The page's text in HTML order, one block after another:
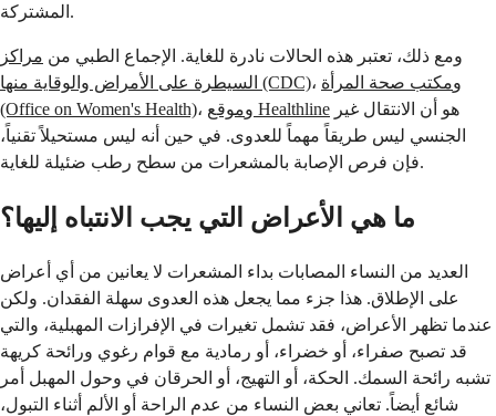
المشتركة.
ومع ذلك، تعتبر هذه الحالات نادرة للغاية. الإجماع الطبي من مراكز
السيطرة على الأمراض والوقاية منها (CDC)
، ومكتب صحة المرأة
(Office on Women's Health)
، و موقع Healthline
الجنسي ليس طريقاً مهماً للعدوى. في حين أنه ليس مستحيلاً تقنياً،
فإن فرص الإصابة بالمشعرات من سطح رطب ضئيلة للغاية.
ما هي الأعراض التي يجب الانتباه إليها؟
العديد من النساء المصابات بداء المشعرات لا يعانين من أي أعراض
على الإطلاق. هذا جزء مما يجعل هذه العدوى سهلة الفقدان. ولكن
عندما تظهر الأعراض، فقد تشمل تغيرات في الإفرازات المهبلية، والتي
قد تصبح صفراء، أو خضراء، أو رمادية مع قوام رغوي ورائحة كريهة
تشبه رائحة السمك. الحكة، أو التهيج، أو الحرقان في وحول المهبل أمر
شائع أيضاً. تعاني بعض النساء من عدم الراحة أو الألم أثناء التبول،